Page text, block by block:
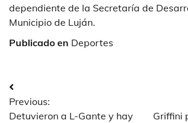
dependiente de la Secretaría de
Municipio de Luján.
Publicado en Deportes
Navegación
de
Previous:
Detuvieron a L-Gante y hay
Griffini